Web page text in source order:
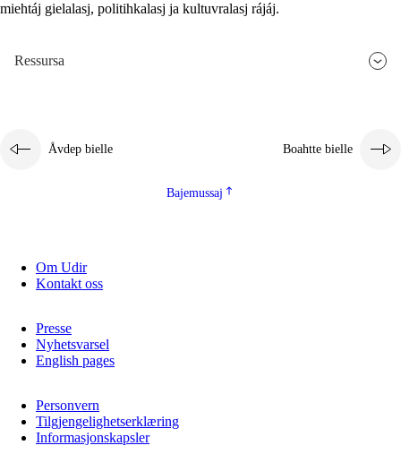
miehtáj gielalasj, politihkalasj ja kultuvralasj rájáj.
Ressursa
Åvdep bielle Boahtte bielle
Bajemussaj
Om Udir
Kontakt oss
Presse
Nyhetsvarsel
English pages
Personvern
Tilgjengelighetserklæring
Informasjonskapsler